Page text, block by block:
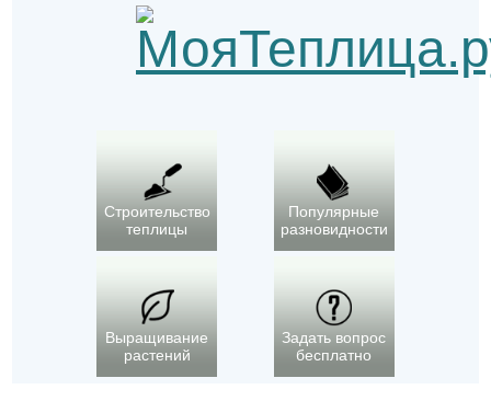
Строительство
теплицы
Популярные
разновидности
Выращивание
растений
Задать вопрос
бесплатно